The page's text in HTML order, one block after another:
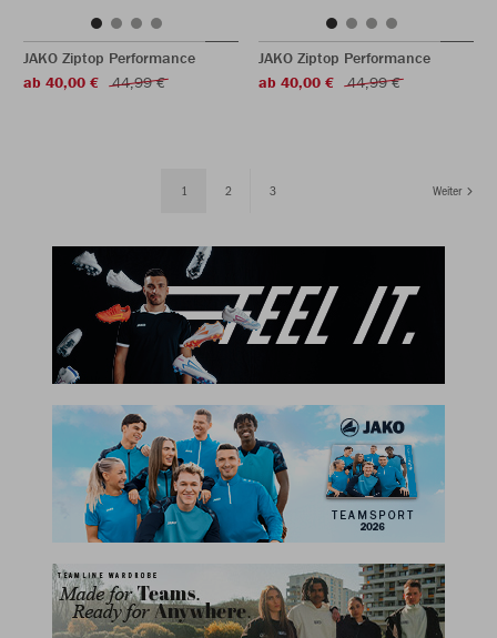
JAKO Ziptop Performance
ab 40,00 €
44,99 €
JAKO Ziptop Performance
ab 40,00 €
44,99 €
1 2 3 Weiter